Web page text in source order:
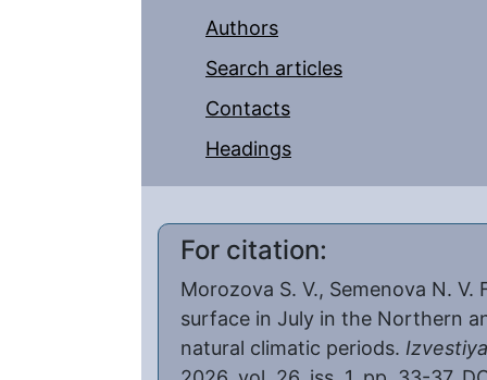
Authors
Search articles
Contacts
Headings
For citation:
Morozova S. V., Semenova N.
surface in July in the Northern
natural climatic periods.